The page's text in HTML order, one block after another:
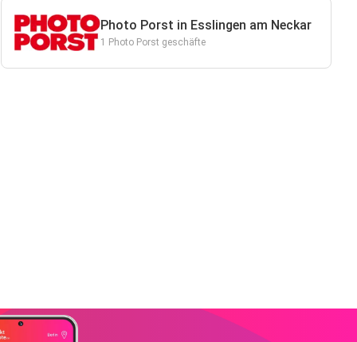
Photo Porst in Esslingen am Neckar
1 Photo Porst geschäfte